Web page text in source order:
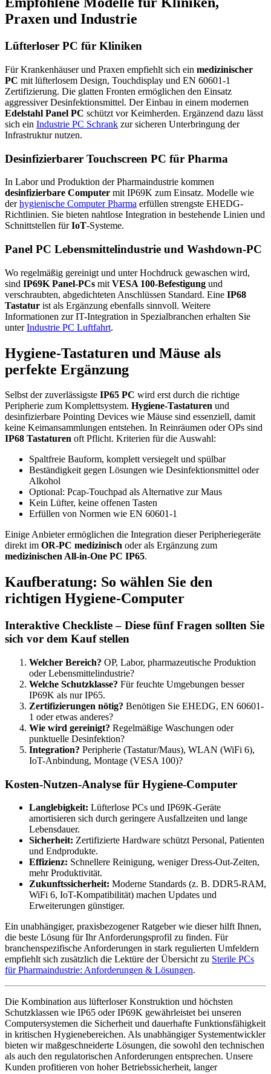
Praxen und Industrie
Lüfterloser PC für Kliniken
Für Krankenhäuser und Praxen empfiehlt sich ein medizinischer
PC mit lüfterlosem Design, Touchdisplay und EN 60601-1
Zertifizierung. Die glatten Fronten ermöglichen den Einsatz
aggressiver Desinfektionsmittel. Der Einbau in einem modernen
Edelstahl Panel PC schützt vor Keimherden. Ergänzend dazu lässt
sich ein Industrie PC Schrank zur sicheren Unterbringung der
Infrastruktur nutzen.
Desinfizierbarer Touchscreen PC für Pharma
In Labor und Produktion der Pharmaindustrie kommen
desinfizierbare Computer mit IP69K zum Einsatz. Modelle wie
derhygienische Computer Pharma erfüllen strengste EHEDG-
Richtlinien. Sie bieten nahtlose Integration in bestehende Linien und
Schnittstellen fürIoT-Systeme.
Panel PC Lebensmittelindustrie und Washdown-PC
Wo regelmäßig gereinigt und unter Hochdruck gewaschen wird,
sind IP69K Panel-PCs mit VESA 100-Befestigung und
verschraubten, abgedichteten Anschlüssen Standard. Eine IP68
Tastatur ist als Ergänzung ebenfalls sinnvoll. Weitere
Informationen zur IT-Integration in Spezialbranchen erhalten Sie
unterIndustrie PC Luftfahrt.
Hygiene-Tastaturen und Mäuse als
perfekte Ergänzung
Selbst der zuverlässigste IP65 PC wird erst durch die richtige
Peripherie zum Komplettsystem. Hygiene-Tastaturen und
desinfizierbare Pointing Devices wie Mäuse sind essenziell, damit
keine Keimansammlungen entstehen. In Reinräumen oder OPs sind
IP68 Tastaturen oft Pflicht. Kriterien für die Auswahl:
Spaltfreie Bauform, komplett versiegelt und spülbar
Beständigkeit gegen Lösungen wie Desinfektionsmittel oder
Alkohol
Optional: Pcap-Touchpad als Alternative zur Maus
Kein Lüfter, keine offenen Tasten
Erfüllen von Normen wie EN 60601-1
Einige Anbieter ermöglichen die Integration dieser Peripheriegeräte
direkt im OR-PC medizinisch oder als Ergänzung zum
medizinischen All-in-One PC IP65.
Kaufberatung: So wählen Sie den
richtigen Hygiene-Computer
Interaktive Checkliste – Diese fünf Fragen sollten Sie
sich vor dem Kauf stellen
Welcher Bereich? OP, Labor, pharmazeutische Produktion
oder Lebensmittelindustrie?
Welche Schutzklasse? Für feuchte Umgebungen besser
IP69K als nur IP65.
Zertifizierungen nötig? Benötigen Sie EHEDG, EN 60601-
1 oder etwas anderes?
Wie wird gereinigt? Regelmäßige Waschungen oder
punktuelle Desinfektion?
Integration? Peripherie (Tastatur/Maus), WLAN (WiFi 6),
IoT-Anbindung, Montage (VESA 100)?
Kosten-Nutzen-Analyse für Hygiene-Computer
Langlebigkeit: Lüfterlose PCs und IP69K-Geräte
amortisieren sich durch geringere Ausfallzeiten und lange
Lebensdauer.
Sicherheit: Zertifizierte Hardware schützt Personal, Patienten
und Endprodukte.
Effizienz: Schnellere Reinigung, weniger Dress-Out-Zeiten,
mehr Produktivität.
Zukunftssicherheit: Moderne Standards (z. B. DDR5-RAM,
WiFi 6, IoT-Kompatibilität) machen Updates und
Erweiterungen günstiger.
Ein unabhängiger, praxisbezogener Ratgeber wie dieser hilft Ihnen,
die beste Lösung für Ihr Anforderungsprofil zu finden. Für
branchenspezifische Anforderungen in stark regulierten Umfeldern
empfiehlt sich zusätzlich die Lektüre der Übersicht zu Sterile PCs
für Pharmaindustrie: Anforderungen & Lösungen.
Die Kombination aus lüfterloser Konstruktion und höchsten
Schutzklassen wie IP65 oder IP69K gewährleistet bei unseren
Computersystemen die Sicherheit und dauerhafte Funktionsfähigkeit
in kritischen Hygienebereichen. Als unabhängiger Systementwickler
bieten wir maßgeschneiderte Lösungen, die sowohl den technischen
als auch den regulatorischen Anforderungen entsprechen. Unsere
Kunden profitieren von hoher Betriebssicherheit, langer